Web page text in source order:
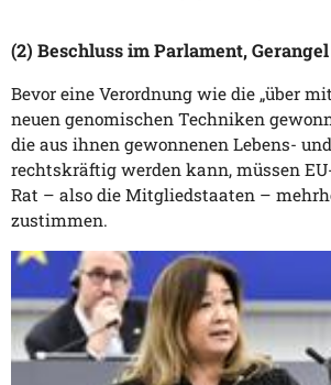
(2) Beschluss im Parlament,
Bevor eine Verordnung wie die „über
neuen genomischen Techniken
die aus ihnen gewonnenen Lebens-
rechtskräftig werden kann, müssen
Rat – also die Mitgliedstaaten –
zustimmen.